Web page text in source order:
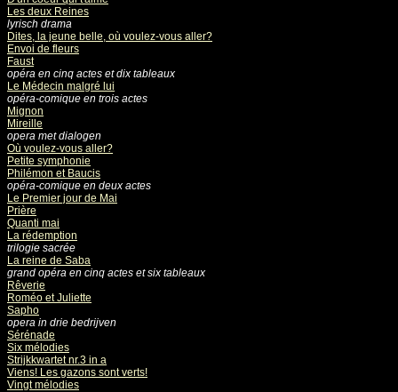
Les deux Reines
lyrisch drama
Dites, la jeune belle, où voulez-vous aller?
Envoi de fleurs
Faust
opéra en cinq actes et dix tableaux
Le Médecin malgré lui
opéra-comique en trois actes
Mignon
Mireille
opera met dialogen
Où voulez-vous aller?
Petite symphonie
Philémon et Baucis
opéra-comique en deux actes
Le Premier jour de Mai
Prière
Quanti mai
La rédemption
trilogie sacrée
La reine de Saba
grand opéra en cinq actes et six tableaux
Rêverie
Roméo et Juliette
Sapho
opera in drie bedrijven
Sérénade
Six mélodies
Strijkkwartet nr.3 in a
Viens! Les gazons sont verts!
Vingt mélodies